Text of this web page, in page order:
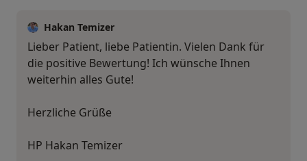
Hakan Temizer
Lieber Patient, liebe Patientin. Vielen Dank für
die positive Bewertung! Ich wünsche Ihnen
weiterhin alles Gute!
Herzliche Grüße
HP Hakan Temizer